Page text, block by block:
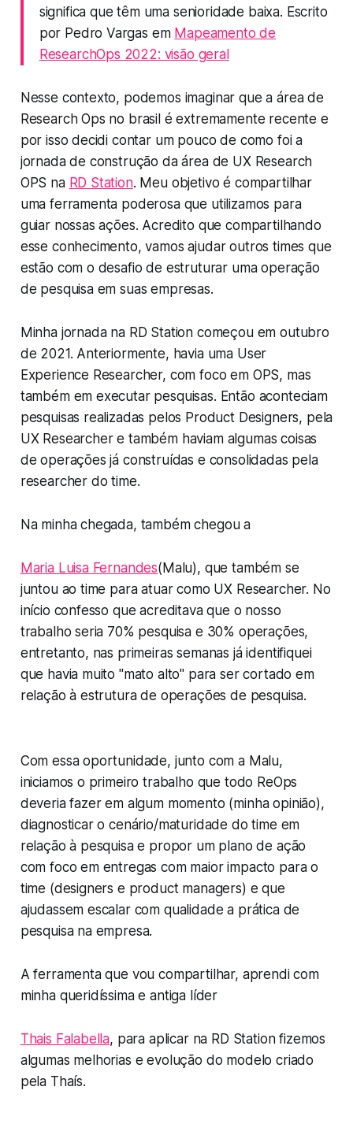
significa que têm uma senioridade baixa. Escrito
por Pedro Vargas em Mapeamento de
ResearchOps 2022: visão geral
Nesse contexto, podemos imaginar que a área de
Research Ops no brasil é extremamente recente e
por isso decidi contar um pouco de como foi a
jornada de construção da área de UX Research
OPS na RD Station. Meu objetivo é compartilhar
uma ferramenta poderosa que utilizamos para
guiar nossas ações. Acredito que compartilhando
esse conhecimento, vamos ajudar outros times que
estão com o desafio de estruturar uma operação
de pesquisa em suas empresas.
Minha jornada na RD Station começou em outubro
de 2021. Anteriormente, havia uma User
Experience Researcher, com foco em OPS, mas
também em executar pesquisas. Então aconteciam
pesquisas realizadas pelos Product Designers, pela
UX Researcher e também haviam algumas coisas
de operações já construídas e consolidadas pela
researcher do time.
Na minha chegada, também chegou a
Maria Luisa Fernandes(Malu), que também se
juntou ao time para atuar como UX Researcher. No
início confesso que acreditava que o nosso
trabalho seria 70% pesquisa e 30% operações,
entretanto, nas primeiras semanas já identifiquei
que havia muito "mato alto" para ser cortado em
relação à estrutura de operações de pesquisa.
Com essa oportunidade, junto com a Malu,
iniciamos o primeiro trabalho que todo ReOps
deveria fazer em algum momento (minha opinião),
diagnosticar o cenário/maturidade do time em
relação à pesquisa e propor um plano de ação
com foco em entregas com maior impacto para o
time (designers e product managers) e que
ajudassem escalar com qualidade a prática de
pesquisa na empresa.
A ferramenta que vou compartilhar, aprendi com
minha queridíssima e antiga líder
Thais Falabella, para aplicar na RD Station fizemos
algumas melhorias e evolução do modelo criado
pela Thaís.